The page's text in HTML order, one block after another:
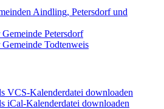
Aindling, Petersdorf und
Petersdorf
Todtenweis
VCS-Kalenderdatei downloaden
iCal-Kalenderdatei downloaden